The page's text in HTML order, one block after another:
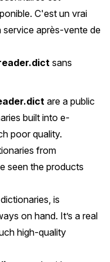
C'est un vrai
service après-vente de
sans
are a public
built into e-
poor quality.
from
seen the products
is
on hand. It’s a real
high-quality